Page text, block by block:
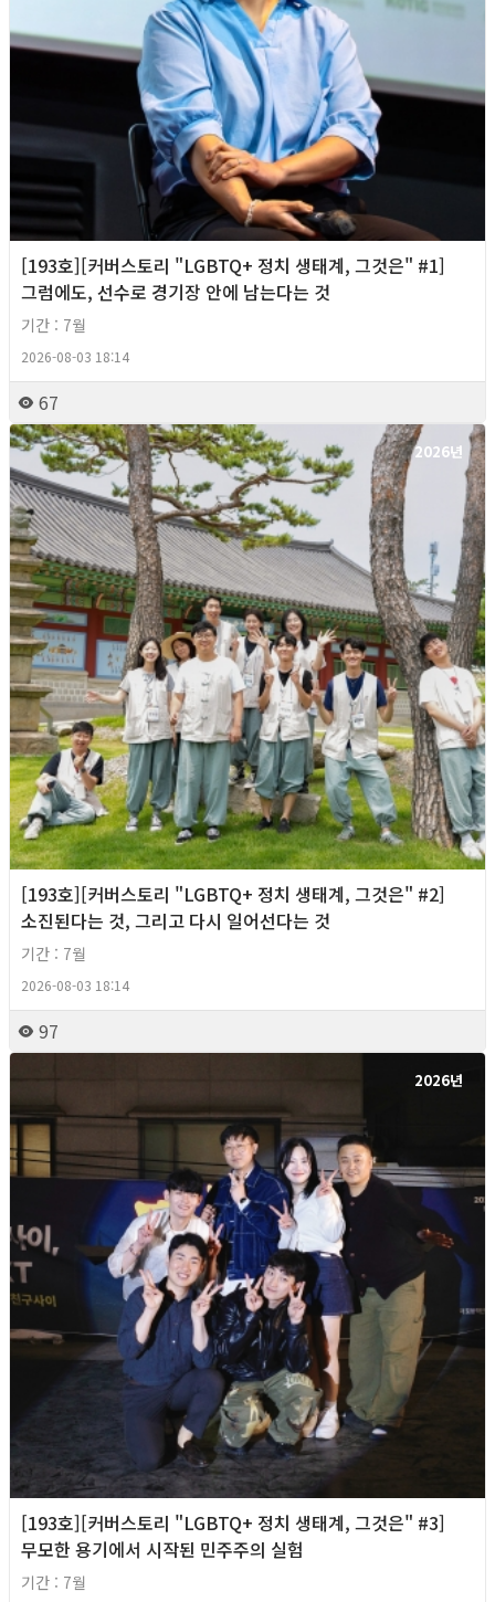
[193호][커버스토리 "LGBTQ+ 정치 생태계, 그것은" #1]
그럼에도, 선수로 경기장 안에 남는다는 것
기간 : 7월
2026-08-03 18:14
67
2026년
[193호][커버스토리 "LGBTQ+ 정치 생태계, 그것은" #2]
소진된다는 것, 그리고 다시 일어선다는 것
기간 : 7월
2026-08-03 18:14
97
2026년
[193호][커버스토리 "LGBTQ+ 정치 생태계, 그것은" #3]
무모한 용기에서 시작된 민주주의 실험
기간 : 7월